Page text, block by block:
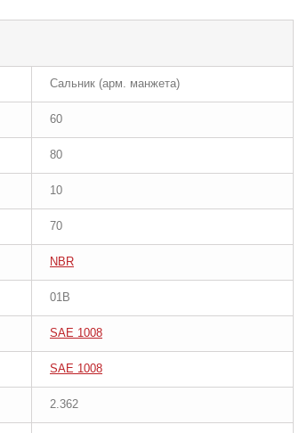
Сальник (арм. манжета)
60
80
10
70
NBR
01B
SAE 1008
SAE 1008
2.362